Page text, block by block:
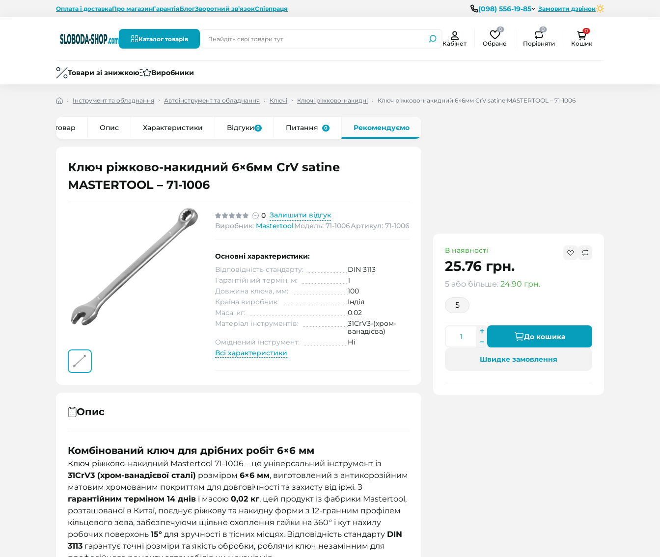
Оплата і доставкаПро магазинГарантіяБлогЗворотний зв’язокСпівпраця (098) 556-19-85 Замовити дзвінок
Каталог товарів
Кабінет
0
Обране
0
Порівняти
0
Кошик
Товари зі знижкою Виробники
Інструмент та обладнання Автоінструмент та обладнання Ключі Ключі ріжково-накидні Ключ ріжково-накидний 6×6мм CrV satine MASTERTOOL – 71-1006
Все про товар Опис Характеристики Відгуки 0 Питання 0 Рекомендуємо
Ключ ріжково-накидний 6×6мм CrV satine
MASTERTOOL – 71-1006
0 Залишити відгук
Виробник: MastertoolМодель: 71-1006Артикул: 71-1006
В наявності
25.76 грн.
5 або більше: 24.90 грн.
5
До кошика
Швидке замовлення
Основні характеристики:
Відповідність стандарту:
DIN 3113
Гарантійний термін, м:
1
Довжина ключа, мм:
100
Країна виробник:
Індія
Маса, кг:
0.02
Матеріал інструментів:
31CrV3-(хром-
ванадієва)
Оміднений інструмент:
Ні
Всі характеристики
Опис
Комбінований ключ для дрібних робіт 6×6 мм
Ключ ріжково-накидний Mastertool 71-1006 – це універсальний інструмент із
31CrV3 (хром-ванадієвої сталі) розміром 6×6 мм, виготовлений з антикорозійним
матовим хромованим покриттям для довговічності та захисту від іржі. З
гарантійним терміном 14 днів і масою 0,02 кг, цей продукт із фабрики Mastertool,
розташованої в Китаї, поєднує ріжкову та накидну форми з 12-гранним профілем
кільцевого зева, забезпечуючи щільне охоплення гайки на 360° і кут нахилу
робочих поверхонь 15° для зручності в тісних місцях. Відповідність стандарту DIN
3113 гарантує точні розміри та якість обробки, роблячи ключ незамінним для